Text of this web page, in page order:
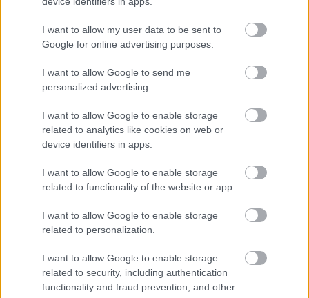
I want to allow my user data to be sent to
Google for online advertising purposes.
I want to allow Google to send me
personalized advertising.
I want to allow Google to enable storage
related to analytics like cookies on web or
device identifiers in apps.
I want to allow Google to enable storage
related to functionality of the website or app.
I want to allow Google to enable storage
related to personalization.
I want to allow Google to enable storage
related to security, including authentication
functionality and fraud prevention, and other
lehetőségeket
hogy időnként a gyereknek elárult jelszó miatt az
horror összegben vásárolt az eredetileg ingyenes
okostelefonos játékon belül fizetős
beperli az Apple-t" szalagcím inkább szánalmas,
mint követendő.Felelős szülőként nekünk illik a
képernyőzárolásokat beállítani, illetve a
játékokon belüli vásárlási lehetőségeket letiltani
iPhone, iPod, iPad, és egyéb kütyükön, így
elkerülhetjük a "számlasokkot". Amiben viszont
mégis jogosan háboroghatnak a szülők, hogy ennek